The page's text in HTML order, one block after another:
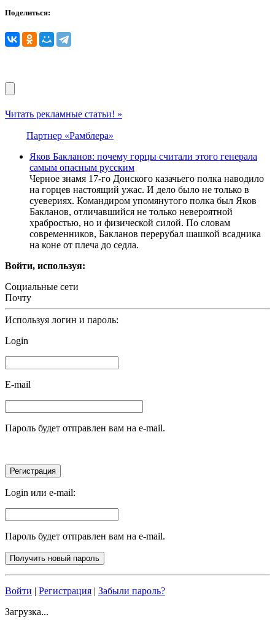
Поделиться:
Читать рекламные статьи! »
Партнер «Рамблера»
Яков Бакланов: почему горцы считали этого генерала
самым опасным русским
Черное знамя 17-го Донского казачьего полка наводило
на горцев настоящий ужас. И дело было не только в
суевериях. Командиром упомянутого полка был Яков
Бакланов, отличавшийся не только невероятной
храбростью, но и физической силой. По словам
современников, Бакланов перерубал шашкой всадника
на коне от плеча до седла.
Войти, используя:
Социальные сети
Почту
Используя логин и пароль:
Login
E-mail
Пароль будет отправлен вам на e-mail.
Login или e-mail:
Пароль будет отправлен вам на e-mail.
Войти | Регистрация | Забыли пароль?
Загрузка...